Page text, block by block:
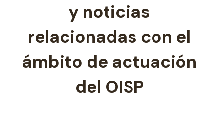
y noticias
relacionadas con el
ámbito de actuación
del OISP